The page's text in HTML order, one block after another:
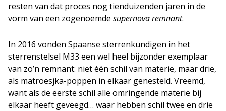
resten van dat proces nog tienduizenden jaren in de
vorm van een zogenoemde supernova remnant.
In 2016 vonden Spaanse sterrenkundigen in het
sterrenstelsel M33 een wel heel bijzonder exemplaar
van zo’n remnant: niet één schil van materie, maar drie,
als matroesjka-poppen in elkaar genesteld. Vreemd,
want als de eerste schil alle omringende materie bij
elkaar heeft geveegd… waar hebben schil twee en drie